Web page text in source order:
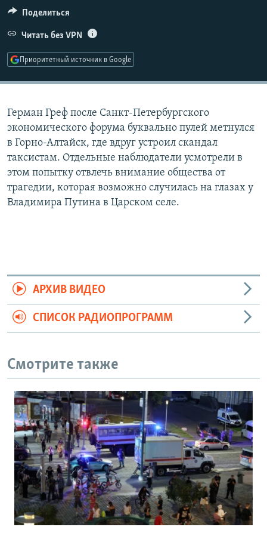
РАСПИСАНИЕ ВЕЩАНИЯ
ПОДПИШИТЕСЬ НА РАССЫЛКУ
СОЦИАЛЬНЫЕ СЕТИ
Все сайты РСЕ/РС
Поделиться
Читать без VPN
Приоритетный источник в Google
Герман Греф после Санкт-Петербургского
экономического форума буквально пулей метнулся
в Горно-Алтайск, где вдруг устроил скандал
таксистам. Отдельные наблюдатели усмотрели в
этом попытку отвлечь внимание общества от
трагедии, которая возможно случилась на глазах у
Владимира Путина в Царском селе.
АРХИВ ВИДЕО
СПИСОК РАДИОПРОГРАММ
Смотрите также